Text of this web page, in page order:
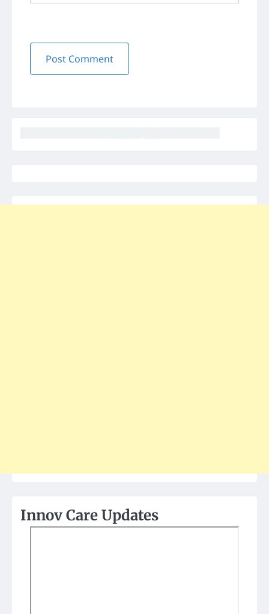
Innov Care Updates